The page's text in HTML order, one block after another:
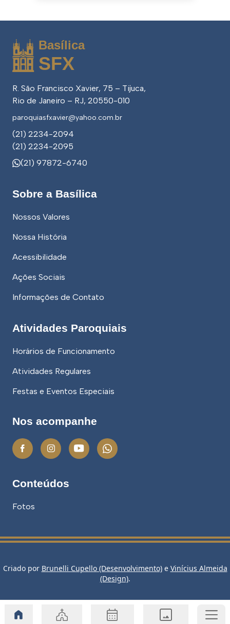
Basílica
SFX
R. São Francisco Xavier, 75 – Tijuca,
Rio de Janeiro – RJ, 20550-010
paroquiasfxavier@yahoo.com.br
(21) 2234-2094
(21) 2234-2095
(21) 97872-6740
Sobre a Basílica
Nossos Valores
Nossa História
Acessibilidade
Ações Sociais
Informações de Contato
Atividades Paroquiais
Horários de Funcionamento
Atividades Regulares
Festas e Eventos Especiais
Nos acompanhe
Conteúdos
Fotos
Criado por Brunelli Cupello (Desenvolvimento)e Vinícius Almeida
(Design).